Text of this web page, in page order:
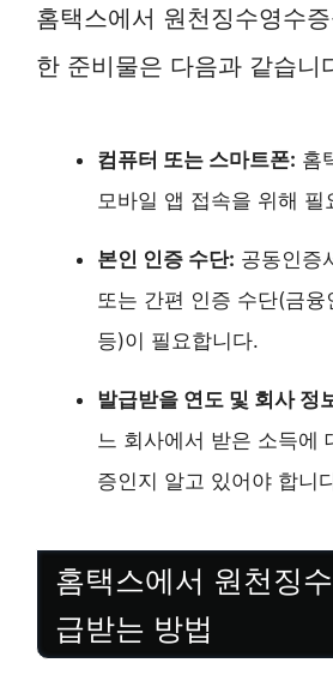
홈택스에서 원천징수영수
한 준비물은 다음과 같습니
컴퓨터 또는 스마트폰: 홈
모바일 앱 접속을 위해 필
본인 인증 수단: 공동인증
또는 간편 인증 수단(금
등)이 필요합니다.
발급받을 연도 및 회사 정
느 회사에서 받은 소득에
증인지 알고 있어야 합니
홈택스에서 원천징
급받는 방법